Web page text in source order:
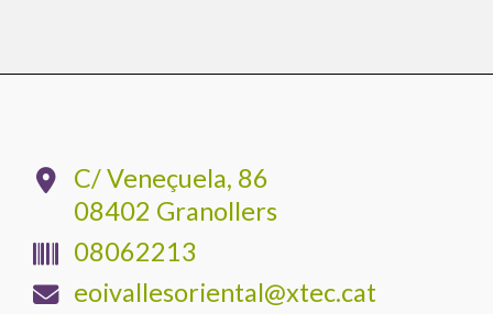
C/ Veneçuela, 86
08402 Granollers
08062213
eoivallesoriental@xtec.cat